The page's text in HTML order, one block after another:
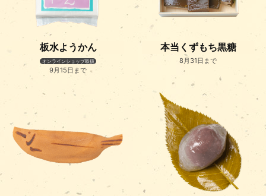
板水ようかん
オンラインショップ取扱
9月15日まで
本当くずもち黒糖
8月31日まで